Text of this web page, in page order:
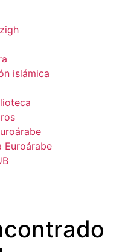
islámica
Euroárabe